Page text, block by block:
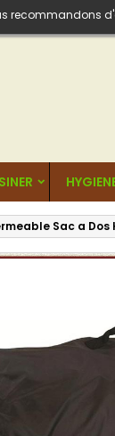
recommandons
Sac a